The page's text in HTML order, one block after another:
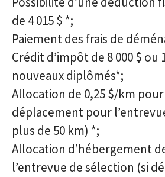
de 4 015 $ *;
Paiement des frais de
Crédit d’impôt de 8 000 $ ou
nouveaux diplômés*;
Allocation de 0,25 $/km
déplacement pour
plus de 50 km) *;
Allocation d’hébergement
l’entrevue de sélection (si